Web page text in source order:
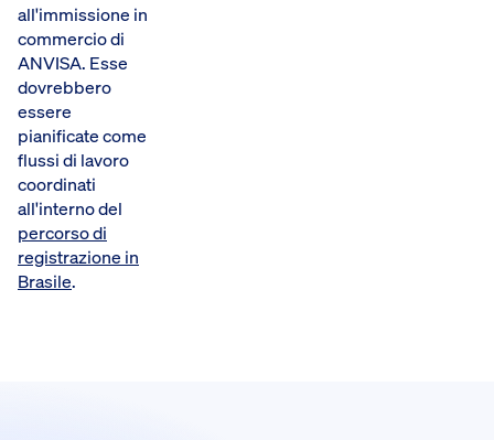
all'immissione in
commercio di
ANVISA. Esse
dovrebbero
essere
pianificate come
flussi di lavoro
coordinati
all'interno del
percorso di
registrazione in
Brasile.